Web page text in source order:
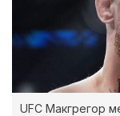
UFC Макгрегор